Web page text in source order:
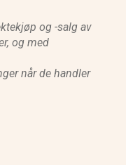
og -salg av
og med
når de handler